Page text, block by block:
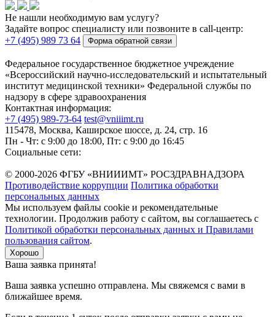
Не нашли необходимую вам услугу?
Задайте вопрос специалисту или позвоните в call-центр:
+7 (495) 989 73 64
Форма обратной связи
Федеральное государственное бюджетное учреждение
«Всероссийский научно-исследовательский и испытательный
институт медицинской техники» Федеральной службы по
надзору в сфере здравоохранения
Контактная информация:
+7 (495) 989-73-64 test@vniiimt.ru
115478, Москва, Каширское шоссе, д. 24, стр. 16
Пн - Чт: с 9:00 до 18:00, Пт: с 9:00 до 16:45
Социальные сети:
© 2000-2026 ФГБУ «ВНИИИМТ» РОСЗДРАВНАДЗОРА
Противодействие коррупции Политика обработки
персональных данных
Мы используем файлы cookie и рекомендательные
технологии. Продолжив работу с сайтом, вы соглашаетесь с
Политикой обработки персональных данных и Правилами
пользования сайтом.
Хорошо
Ваша заявка принята!
Ваша заявка успешно отправлена. Мы свяжемся с вами в
ближайшее время.